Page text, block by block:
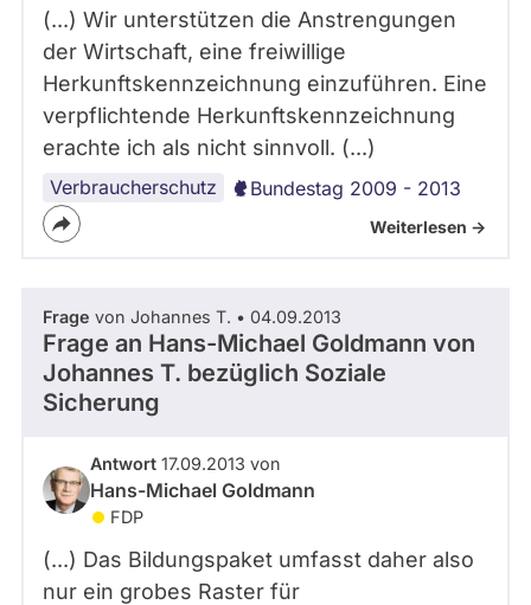
(...) Wir unterstützen die Anstrengungen
der Wirtschaft, eine freiwillige
Herkunftskennzeichnung einzuführen. Eine
verpflichtende Herkunftskennzeichnung
erachte ich als nicht sinnvoll. (...)
Verbraucherschutz Bundestag 2009 - 2013
Weiterlesen ->
Frage von Johannes T. • 04.09.2013
Frage an Hans-Michael Goldmann von
Johannes T. bezüglich Soziale
Sicherung
Antwort 17.09.2013 von
Hans-Michael Goldmann
FDP
(...) Das Bildungspaket umfasst daher also
nur ein grobes Raster für